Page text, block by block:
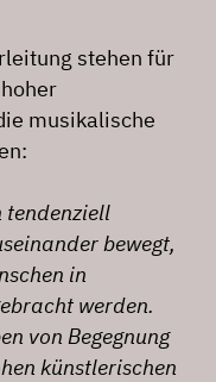
stehen für
musikalische
tendenziell
bewegt,
in
werden.
von Begegnung
künstlerischen